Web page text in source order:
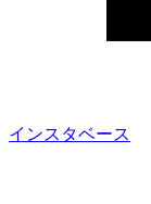
インスタベース